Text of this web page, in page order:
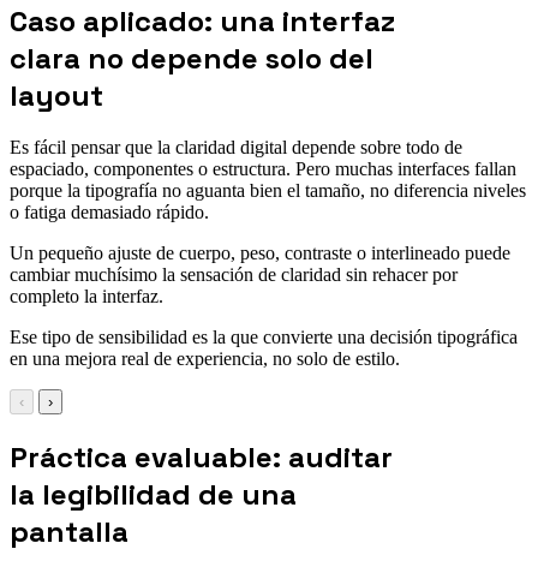
Caso aplicado: una interfaz
clara no depende solo del
layout
Es fácil pensar que la claridad digital depende sobre todo de
espaciado, componentes o estructura. Pero muchas interfaces fallan
porque la tipografía no aguanta bien el tamaño, no diferencia niveles
o fatiga demasiado rápido.
Un pequeño ajuste de cuerpo, peso, contraste o interlineado puede
cambiar muchísimo la sensación de claridad sin rehacer por
completo la interfaz.
Ese tipo de sensibilidad es la que convierte una decisión tipográfica
en una mejora real de experiencia, no solo de estilo.
‹ ›
Práctica evaluable: auditar
la legibilidad de una
pantalla